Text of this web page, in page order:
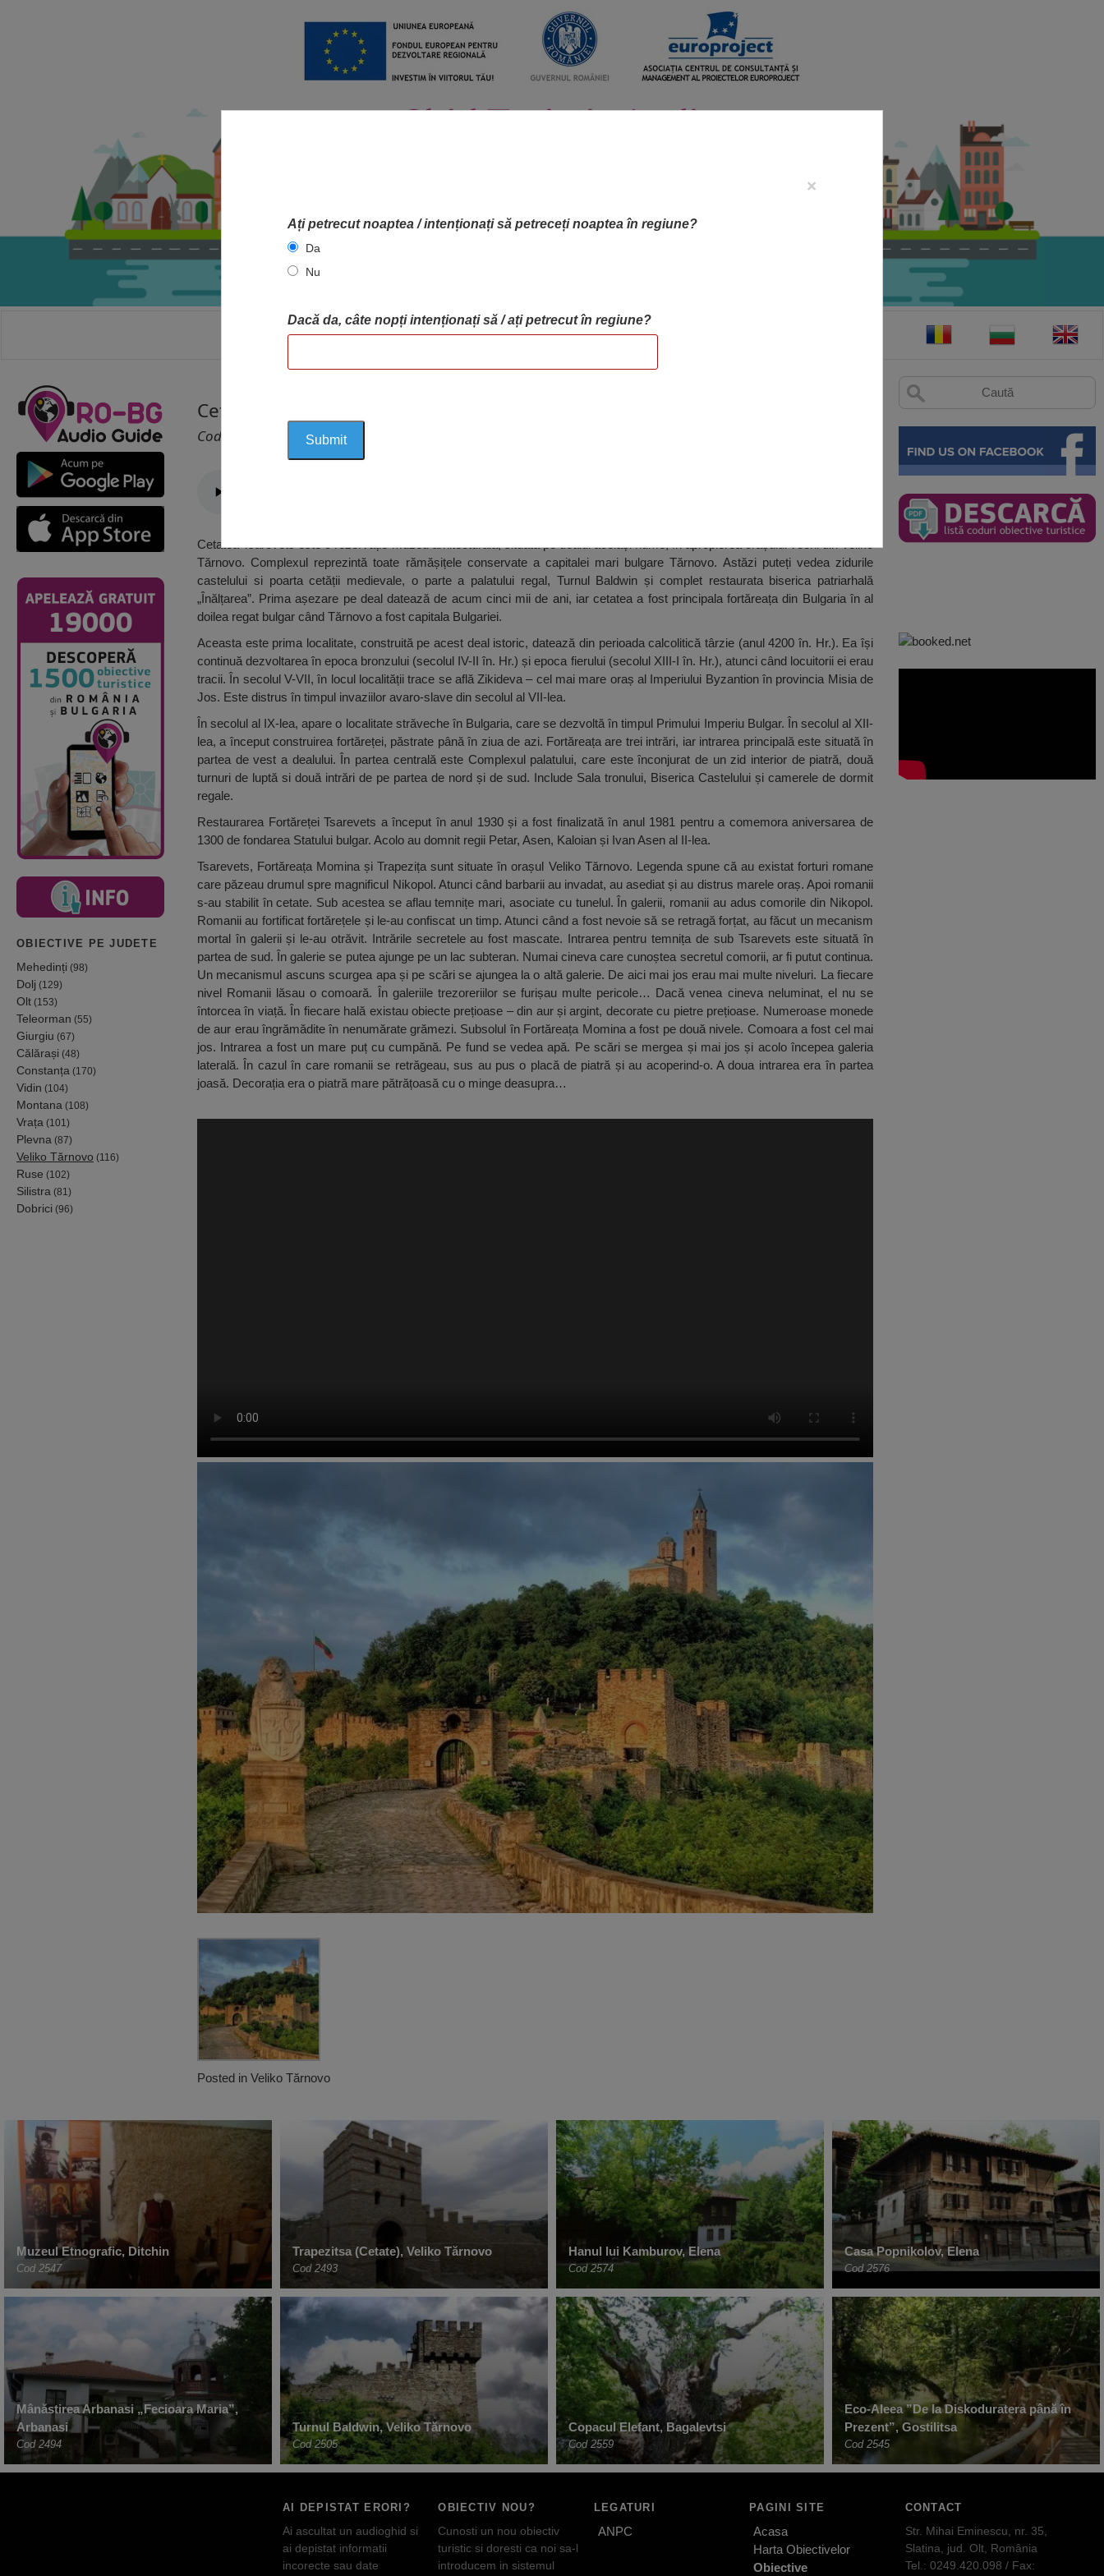
ACASA HARTA OBIECTIVELOR OBIECTIVE
OBIECTIVE PE JUDETE
Mehedinți (98)
Dolj (129)
Olt (153)
Teleorman (55)
Giurgiu (67)
Călărași (48)
Constanța (170)
Vidin (104)
Montana (108)
Vrața (101)
Plevna (87)
Veliko Tărnovo (116)
Ruse (102)
Silistra (81)
Dobrici (96)
Cetatea Tsarevets, Veliko Tărnovo
Cod 2504
Cetatea Tsarevets este o rezervație-muzeu arhitecturală, situată pe dealul același nume, în apropierea orașului vechi din Veliko
Tărnovo. Complexul reprezintă toate rămășițele conservate a capitalei mari bulgare Tărnovo. Astăzi puteți vedea zidurile
castelului si poarta cetății medievale, o parte a palatului regal, Turnul Baldwin și complet restaurata biserica patriarhală
„Înălțarea”. Prima așezare pe deal datează de acum cinci mii de ani, iar cetatea a fost principala fortăreața din Bulgaria în al
doilea regat bulgar când Tărnovo a fost capitala Bulgariei.
Aceasta este prima localitate, construită pe acest deal istoric, datează din perioada calcolitică târzie (anul 4200 în. Hr.). Ea își
continuă dezvoltarea în epoca bronzului (secolul IV-II în. Hr.) și epoca fierului (secolul XIII-I în. Hr.), atunci când locuitorii ei erau
tracii. În secolul V-VII, în locul localității trace se află Zikideva – cel mai mare oraș al Imperiului Byzantion în provincia Misia de
Jos. Este distrus în timpul invaziilor avaro-slave din secolul al VII-lea.
În secolul al IX-lea, apare o localitate străveche în Bulgaria, care se dezvoltă în timpul Primului Imperiu Bulgar. În secolul al XII-
lea, a început construirea fortăreței, păstrate până în ziua de azi. Fortăreața are trei intrări, iar intrarea principală este situată în
partea de vest a dealului. În partea centrală este Complexul palatului, care este înconjurat de un zid interior de piatră, două
turnuri de luptă si două intrări de pe partea de nord și de sud. Include Sala tronului, Biserica Castelului și camerele de dormit
regale.
Restaurarea Fortăreței Tsarevets a început în anul 1930 și a fost finalizată în anul 1981 pentru a comemora aniversarea de
1300 de fondarea Statului bulgar. Acolo au domnit regii Petar, Asen, Kaloian și Ivan Asen al II-lea.
Tsarevets, Fortăreața Momina și Trapezița sunt situate în orașul Veliko Tărnovo. Legenda spune că au existat forturi romane
care păzeau drumul spre magnificul Nikopol. Atunci când barbarii au invadat, au asediat și au distrus marele oraș. Apoi romanii
s-au stabilit în cetate. Sub acestea se aflau temnițe mari, asociate cu tunelul. În galerii, romanii au adus comorile din Nikopol.
Romanii au fortificat fortărețele și le-au confiscat un timp. Atunci când a fost nevoie să se retragă forțat, au făcut un mecanism
mortal în galerii și le-au otrăvit. Intrările secretele au fost mascate. Intrarea pentru temnița de sub Tsarevets este situată în
partea de sud. În galerie se putea ajunge pe un lac subteran. Numai cineva care cunoștea secretul comorii, ar fi putut continua.
Un mecanismul ascuns scurgea apa și pe scări se ajungea la o altă galerie. De aici mai jos erau mai multe niveluri. La fiecare
nivel Romanii lăsau o comoară. În galeriile trezoreriilor se furișau multe pericole… Dacă venea cineva neluminat, el nu se
întorcea în viață. În fiecare hală existau obiecte prețioase – din aur și argint, decorate cu pietre prețioase. Numeroase monede
de aur erau îngrămădite în nenumărate grămezi. Subsolul în Fortăreața Momina a fost pe două nivele. Comoara a fost cel mai
jos. Intrarea a fost un mare puț cu cumpănă. Pe fund se vedea apă. Pe scări se mergea și mai jos și acolo începea galeria
laterală. În cazul în care romanii se retrăgeau, sus au pus o placă de piatră și au acoperind-o. A doua intrarea era în partea
joasă. Decorația era o piatră mare pătrățoasă cu o minge deasupra…
×
Ați petrecut noaptea / intenționați să petreceți noaptea în regiune?
Da
Nu
Dacă da, câte nopți intenționați să / ați petrecut în regiune?
Posted in Veliko Tărnovo
Muzeul Etnografic, Ditchin
Cod 2547
Trapezitsa (Cetate), Veliko Tărnovo
Cod 2493
Hanul lui Kamburov, Elena
Cod 2574
Casa Popnikolov, Elena
Cod 2576
Mânăstirea Arbanasi „Fecioara Maria”,
Arbanasi
Cod 2494
Turnul Baldwin, Veliko Tărnovo
Cod 2505
Copacul Elefant, Bagalevtsi
Cod 2559
Eco-Aleea ”De la Diskoduratera până în
Prezent”, Gostilitsa
Cod 2545
AI DEPISTAT ERORI?
Ai ascultat un audioghid si
ai depistat informatii
incorecte sau date
OBIECTIV NOU?
Cunosti un nou obiectiv
turistic si doresti ca noi sa-l
introducem in sistemul
LEGATURI
ANPC
PAGINI SITE
Acasa
Harta Obiectivelor
Obiective
CONTACT
Str. Mihai Eminescu, nr. 35,
Slatina, jud. Olt, România
Tel.: 0249.420.098 / Fax: